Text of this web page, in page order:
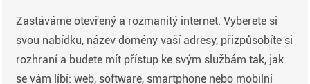
Zastáváme otevřený a rozmanitý internet. Vyberete si
svou nabídku, název domény vaší adresy, přizpůsobíte si
rozhraní a budete mít přístup ke svým službám tak, jak
se vám líbí: web, software, smartphone nebo mobilní